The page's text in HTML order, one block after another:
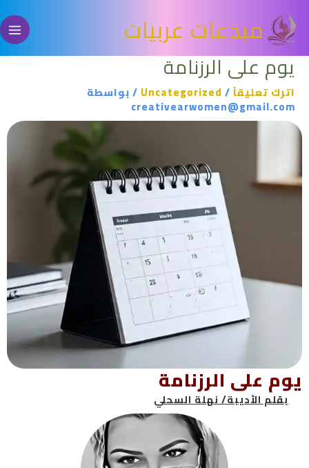
إلى
المحتوىمبدعات عربيات
يوم على الرزنامة
اترك تعليقاً/
Uncategorized / بواسطة
creativearwomen@gmail.com
يوم على الرزنامة
بقلم الأديبة/ نهلة السحلي